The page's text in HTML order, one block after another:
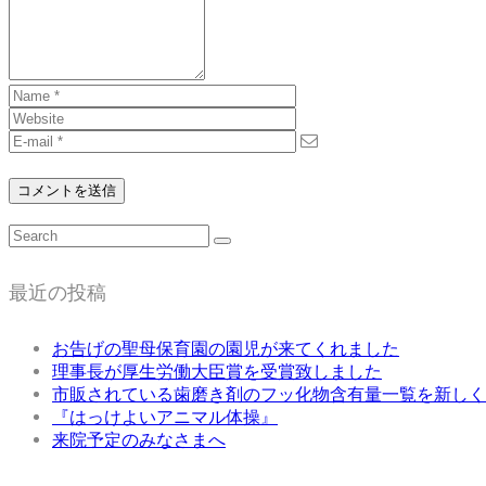
最近の投稿
お告げの聖母保育園の園児が来てくれました
理事長が厚生労働大臣賞を受賞致しました
市販されている歯磨き剤のフッ化物含有量一覧を新し
『はっけよいアニマル体操』
来院予定のみなさまへ